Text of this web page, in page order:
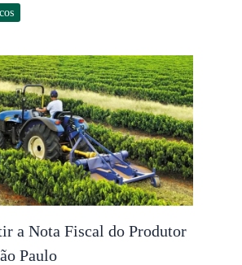
a Nota Fiscal do Produtor
Paulo